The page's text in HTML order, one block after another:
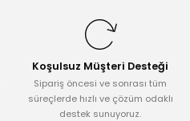
Koşulsuz Müşteri Desteği
Sipariş öncesi ve sonrası tüm
süreçlerde hızlı ve çözüm odaklı
destek sunuyoruz.